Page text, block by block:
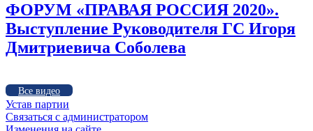
ФОРУМ «ПРАВАЯ РОССИЯ 2020».
Выступление Руководителя ГС Игоря
Дмитриевича Соболева
Все видео
Устав партии
Связаться с администратором